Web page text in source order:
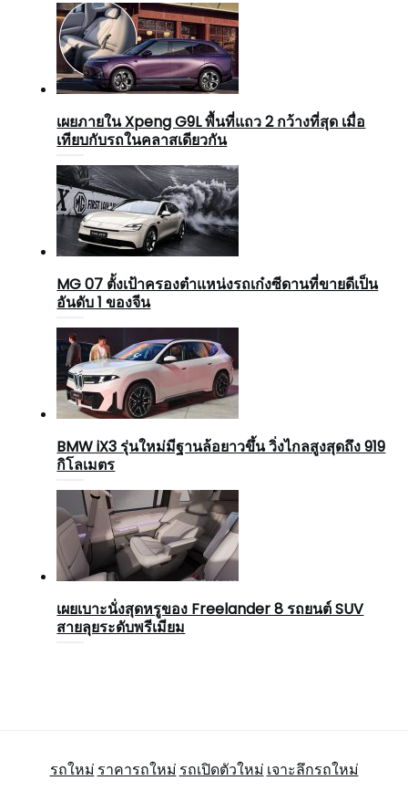
เผยภายใน Xpeng G9L พื้นที่แถว 2 กว้างที่สุด เมื่อ
เทียบกับรถในคลาสเดียวกัน
MG 07 ตั้งเป้าครองตำแหน่งรถเก๋งซีดานที่ขายดีเป็น
อันดับ 1 ของจีน
BMW iX3 รุ่นใหม่มีฐานล้อยาวขึ้น วิ่งไกลสูงสุดถึง 919
กิโลเมตร
เผยเบาะนั่งสุดหรูของ Freelander 8 รถยนต์ SUV
สายลุยระดับพรีเมียม
รถใหม่ ราคารถใหม่ รถเปิดตัวใหม่ เจาะลึกรถใหม่